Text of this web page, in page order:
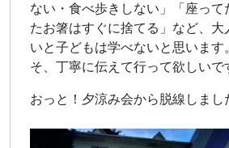
ない・食べ歩きしない」「座って
たお箸はすぐに捨てる」など、大
いと子どもは学べないと思います
そ、丁寧に伝えて行って欲しいで
おっと！夕涼み会から脱線しまし